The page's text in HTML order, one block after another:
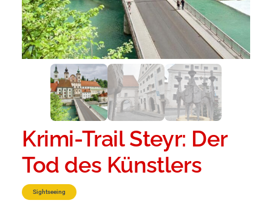
Krimi-Trail Steyr: Der
Tod des Künstlers
Sightseeing